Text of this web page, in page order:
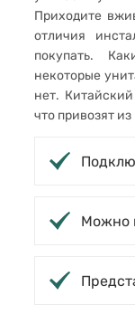
Приходите
отличия
покупать.
некоторые
нет.
что привозят
Можно